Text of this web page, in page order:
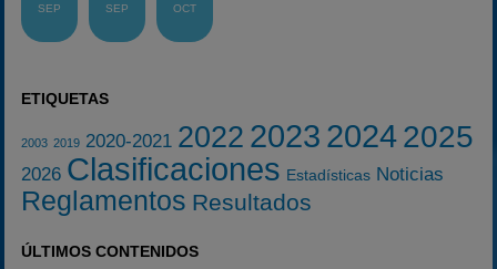
SEP SEP OCT
ETIQUETAS
2003 2019 2020-2021 2022 2023 20242025
2026 Clasificaciones Estadísticas Noticias
Reglamentos Resultados
ÚLTIMOS CONTENIDOS